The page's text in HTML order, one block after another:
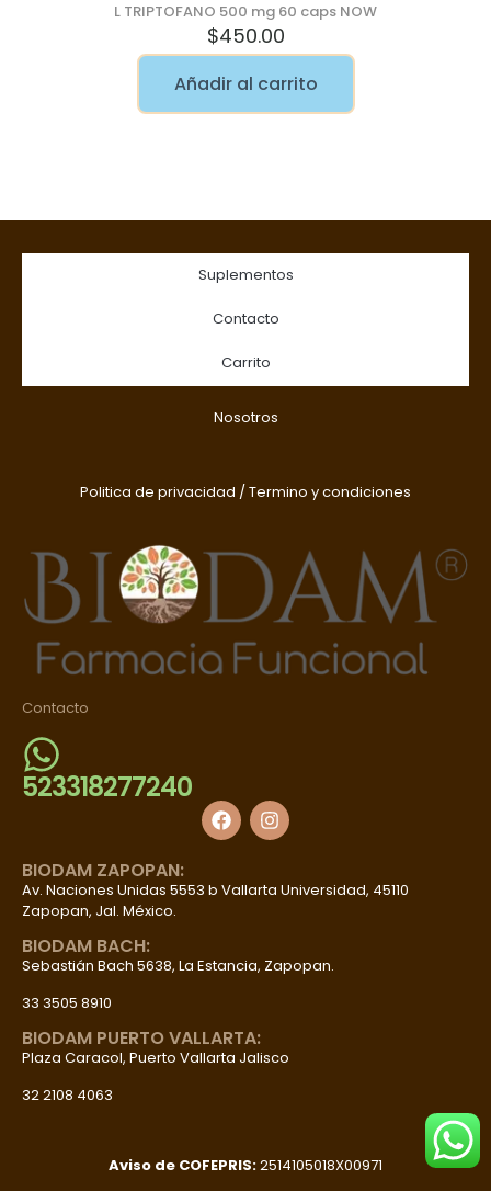
L TRIPTOFANO 500 mg 60 caps NOW
$450.00
Añadir al carrito
Suplementos
Contacto
Carrito
Nosotros
Politica de privacidad /Termino y condiciones
Contacto
523318277240
BIODAM ZAPOPAN:
Av. Naciones Unidas 5553 b Vallarta Universidad, 45110
Zapopan, Jal. México.
BIODAM BACH:
Sebastián Bach 5638, La Estancia, Zapopan.
33 3505 8910
BIODAM PUERTO VALLARTA:
Plaza Caracol, Puerto Vallarta Jalisco
32 2108 4063
Aviso de COFEPRIS:2514105018X00971